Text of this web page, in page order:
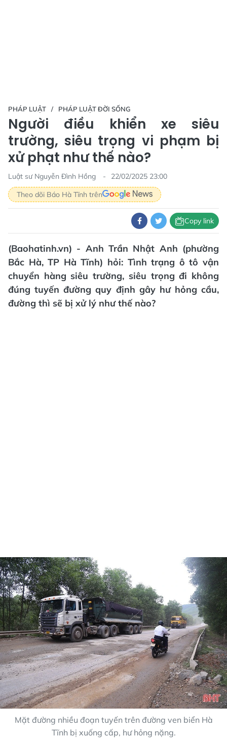
PHÁP LUẬT PHÁP LUẬT ĐỜI SỐNG
Người điều khiển xe siêu
trường, siêu trọng vi phạm bị
xử phạt như thế nào?
Luật sư Nguyễn Đình Hồng
22/02/2025 23:00
Theo dõi Báo Hà Tĩnh trên
Copy link
(Baohatinh.vn) - Anh Trần Nhật Anh (phường
Bắc Hà, TP Hà Tĩnh) hỏi: Tình trạng ô tô vận
chuyển hàng siêu trường, siêu trọng đi không
đúng tuyến đường quy định gây hư hỏng cầu,
đường thì sẽ bị xử lý như thế nào?
Mặt đường nhiều đoạn tuyến trên đường ven biển Hà
Tĩnh bị xuống cấp, hư hỏng nặng.